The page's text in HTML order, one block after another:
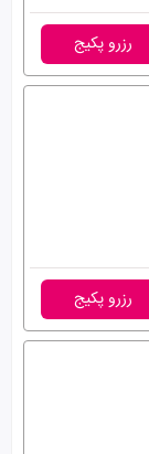
رزرو پکیج
رزرو پکیج